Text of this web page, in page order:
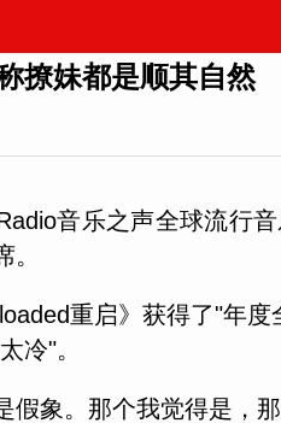
撩妹都是顺其自然
音乐之声全球流行
重启》获得了"年
冷"。
假象。那个我觉得是，